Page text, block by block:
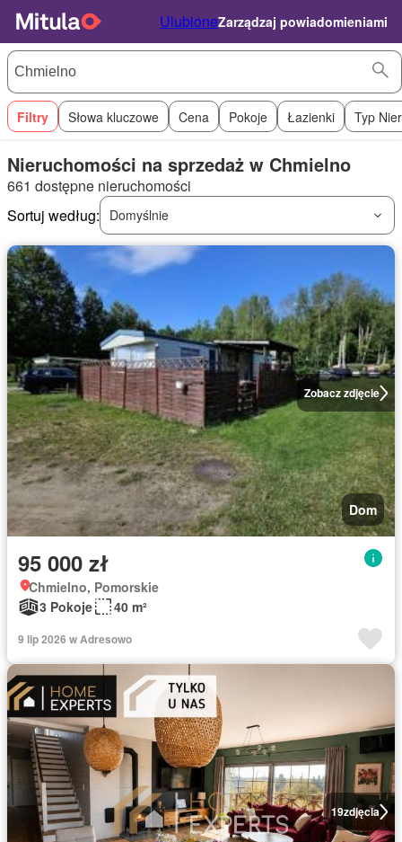
UlubioneZarządzaj powiadomieniami
Filtry Słowa kluczowe Cena Pokoje Łazienki Typ
Nieruchomości na sprzedaż w Chmielno
661 dostępne nieruchomości
Sortuj według:
Domyślnie
Zobacz zdjęcie
Dom
95 000 zł
Chmielno, Pomorskie
3 Pokoje
40 m²
9 lip 2026 w Adresowo
19zdjęcia